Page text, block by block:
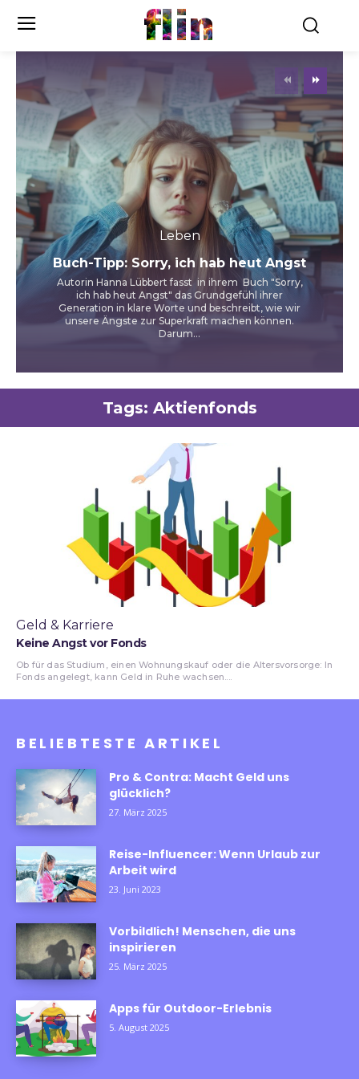
flin
Leben
Buch-Tipp: Sorry, ich hab heut Angst
Autorin Hanna Lübbert fasst in ihrem Buch "Sorry,
ich hab heut Angst" das Grundgefühl ihrer
Generation in klare Worte und beschreibt, wie wir
unsere Ängste zur Superkraft machen können.
Darum...
Tags: Aktienfonds
Geld & Karriere
Keine Angst vor Fonds
Ob für das Studium, einen Wohnungskauf oder die Altersvorsorge: In
Fonds angelegt, kann Geld in Ruhe wachsen....
BELIEBTESTE ARTIKEL
Pro & Contra: Macht Geld uns
glücklich?
27. März 2025
Reise-Influencer: Wenn Urlaub zur
Arbeit wird
23. Juni 2023
Vorbildlich! Menschen, die uns
inspirieren
25. März 2025
Apps für Outdoor-Erlebnis
5. August 2025